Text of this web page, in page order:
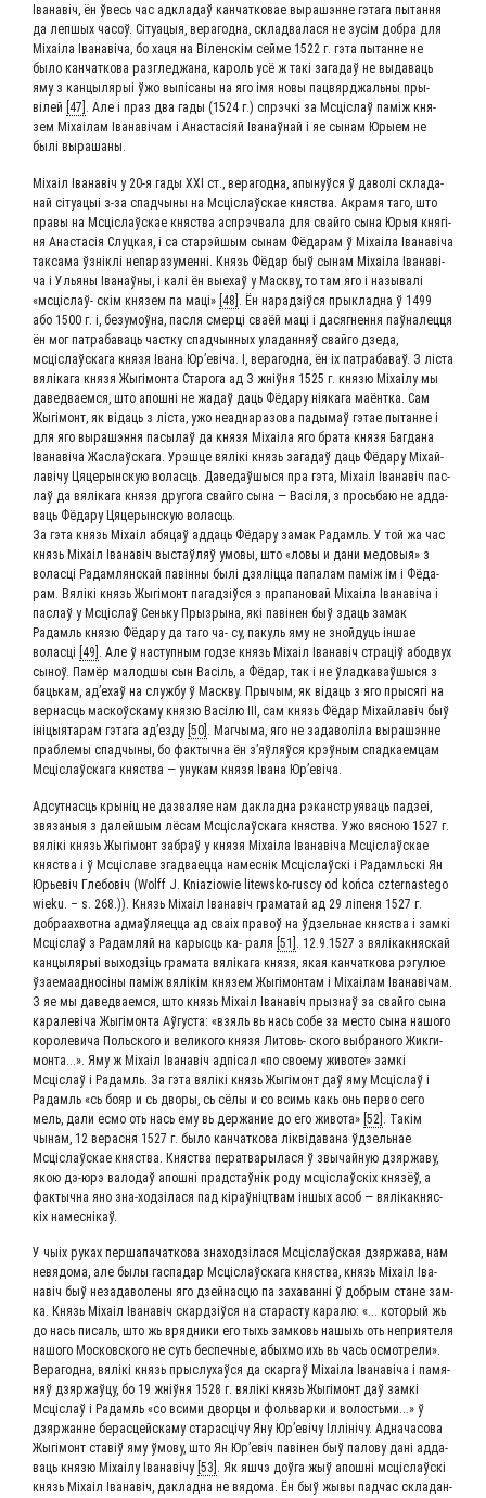
Іва­навіч, ён ўвесь час адкла­даў кан­чат­ко­вае выра­ш­энне гэта­га пытан­ня
да леп­шых часоў. Сіту­а­цыя, вера­год­на, скла­д­ва­ла­ся не зусім добра для
Міхаі­ла Іва­наві­ча, бо хаця на Вілен­скім сей­ме 1522 г. гэта пытанне не
было кан­чат­ко­ва раз­гле­джа­на, кароль усё ж такі зага­даў не выда­ва­ць
яму з кан­цы­лярыі ўжо выпі­са­ны на яго імя новы пац­вяр­джаль­ны пры­
вілей [47] . Але і праз два гады (1524 г.) спр­эч­кі за Мсціслаў паміж кня­
зем Міхаі­лам Іва­наві­чам і Ана­стасіяй Іва­наў­най і яе сынам Юры­ем не
былі вырашаны.
Міхаіл Іва­навіч у 20‑я гады ХХІ ст., вера­год­на, апы­нуў­ся ў даволі скла­да­
най сіту­а­цыі з‑за спад­чы­ны на Мсціслаўс­кае княст­ва. Акра­мя таго, што
пра­вы на Мсціслаўс­кае княст­ва аспр­эч­ва­ла для свай­го сына Юрыя кня­гі­
ня Ана­стасія Слуц­кая, і са стар­эй­шым сынам Фёда­рам ў Міхаі­ла Іва­наві­ча
так­са­ма ўзніклі непа­ра­зу­мен­ні. Князь Фёдар быў сынам Міхаі­ла Іва­наві­
ча і Улья­ны Іва­наў­ны, і калі ён выехаў у Мас­к­ву, то там яго і назы­валі
«мсціслаў- скім кня­зем па маці» [48] . Ён нарад­зіў­ся прыклад­на ў 1499
або 1500 г. і, без­умоў­на, пас­ля смер­ці сва­ёй маці і дасяг­нен­ня паў­на­лец­ця
ён мог патра­ба­ва­ць част­ку спад­чын­ных ула­дан­няў свай­го дзе­да,
мсціслаўска­га кня­зя Іва­на Юр’еві­ча. І, вера­год­на, ён іх патра­ба­ваў. З ліста
вяліка­га кня­зя Жыгі­мон­та Ста­ро­га ад З жніў­ня 1525 г. кня­зю Міхаі­лу мы
давед­ва­ем­ся, што апош­ні не жадаў даць Фёда­ру нія­ка­га маёнт­ка. Сам
Жыгі­монт, як віда­ць з ліста, ужо неад­на­ра­зо­ва пады­маў гэтае пытанне і
для яго выра­ш­эн­ня пасы­лаў да кня­зя Міхаі­ла яго бра­та кня­зя Баг­да­на
Іва­наві­ча Жаслаўска­га. Урэш­це вялікі князь зага­даў даць Фёда­ру Міхай­
лаві­чу Цяце­рын­скую волас­ць. Даве­даў­шы­ся пра гэта, Міхаіл Іва­навіч пас­
лаў да вяліка­га кня­зя дру­го­га свай­го сына — Васі­ля, з прось­баю не адда­
ва­ць Фёда­ру Цяце­рын­скую воласць.
За гэта князь Міхаіл абя­цаў адда­ць Фёда­ру замак Радамль. У той жа час
князь Міхаіл Іва­навіч выстаў­ляў умо­вы, што «ловы и дани медо­выя» з
волас­ці Радам­лян­скай павін­ны былі дзя­ліц­ца папа­лам паміж ім і Фёда­
рам. Вялікі князь Жыгі­монт пагад­зіў­ся з пра­па­но­вай Міхаі­ла Іва­наві­ча і
пас­лаў у Мсціслаў Сень­ку Пры­зры­на, які паві­нен быў зда­ць замак
Радамль кня­зю Фёда­ру да таго ча- су, пакуль яму не зной­ду­ць іншае
волас­ці [49] . Але ў наступ­ным год­зе князь Міхаіл Іва­навіч стра­ціў абодвух
сыноў. Памёр малод­шы сын Васіль, а Фёдар, так і не ўлад­ка­ваў­шы­ся з
баць­кам, ад’е­хаў на служ­бу ў Мас­к­ву. Пры­чым, як віда­ць з яго пры­ся­гі на
вер­на­сць мас­коўс­ка­му кня­зю Васі­лю ІІІ, сам князь Фёдар Міхай­лавіч быў
іні­цы­я­та­рам гэта­га ад’ез­ду [50] . Маг­чы­ма, яго не зада­волі­ла выра­ш­энне
праб­ле­мы спад­чы­ны, бо фак­тыч­на ён з’яў­ляў­ся крэў­ным спад­ка­ем­цам
Мсціслаўска­га княст­ва — уну­кам кня­зя Іва­на Юр’евіча.
Адсут­на­сць кры­ніц не даз­ва­ляе нам даклад­на рэкан­стру­я­ва­ць пад­зеі,
звя­за­ныя з далей­шым лёсам Мсціслаўска­га княст­ва. Ужо вяс­ною 1527 г.
вялікі князь Жыгі­монт забраў у кня­зя Міхаі­ла Іва­наві­ча Мсціслаўс­кае
княст­ва і ў Мсці­сла­ве зга­д­ва­ец­ца намес­нік Мсціслаўскі і Радамль­скі Ян
Юрьевіч Гле­бо­віч (Wolff J. Kniaziowie litewsko-ruscy od końca czternastego
wieku. – s. 268.)). Князь Міхаіл Іва­навіч гра­ма­тай ад 29 ліпе­ня 1527 г.
добра­ахвот­на адмаў­ля­ец­ца ад сваіх пра­воў на ўдзель­нае княст­ва і зам­кі
Мсціслаў з Радам­ляй на кары­с­ць ка- раля [51]
. 12.9.1527 з вялікак­няс­кай
кан­цы­лярыі выход­зі­ць гра­ма­та вяліка­га кня­зя, якая кан­чат­ко­ва рэгу­люе
ўза­е­ма­ад­но­сі­ны паміж вялікім кня­зем Жыгі­мон­там і Міхаі­лам Іва­наві­чам.
З яе мы давед­ва­ем­ся, што князь Міхаіл Іва­навіч прызнаў за свай­го сына
кара­леві­ча Жыгі­мон­та Аўгу­ста: «взяль вь нась собе за место сына нашо­го
коро­ле­ви­ча Поль­ско­го и вели­ко­го кня­зя Литовь- ско­го выбра­но­го Жик­ги­
мон­та...». Яму ж Міхаіл Іва­навіч адпі­сал «по сво­е­му живо­те» зам­кі
Мсціслаў і Радамль. За гэта вялікі князь Жыгі­монт даў яму Мсціслаў і
Радамль «сь бояр и сь дво­ры, сь сёлы и со всимь какь онь пер­во сего
мель, дали есмо оть нась ему вь дер­жа­ние до его живо­та» [52]
. Такім
чынам, 12 верас­ня 1527 г. было кан­чат­ко­ва лікві­да­ва­на ўдзель­нае
Мсціслаўс­кае княст­ва. Княст­ва перат­ва­ры­ла­ся ў звы­чай­ную дзяр­жа­ву,
якою дэ-юрэ вало­даў апош­ні прад­стаўнік роду мсціслаўскіх кня­зёў, а
фак­тыч­на яно зна-ход­зіла­ся пад кіраўніцтвам іншых асоб — вялікак­няс­
кіх намеснікаў.
У чыіх руках пер­ша­па­чат­ко­ва зна­ход­зіла­ся Мсціслаўская дзяр­жа­ва, нам
невя­до­ма, але былы гас­па­дар Мсціслаўска­га княст­ва, князь Міхаіл Іва­
навіч быў неза­да­во­ле­ны яго дзей­на­сцю па заха­ван­ні ў доб­рым стане зам­
ка. Князь Міхаіл Іва­навіч скард­зіў­ся на ста­рас­ту кара­лю: «... кото­рый жь
до нась писаль, што жь вряд­ни­ки его тыхь зам­ковь нашы­хь оть непри­я­те­ля
нашо­го Мос­ков­ско­го не суть бес­печ­ные, абы­х­мо ихь вь чась осмот­ре­ли».
Вера­год­на, вялікі князь пры­слу­хаў­ся да скар­гаў Міхаі­ла Іва­наві­ча і памя­
няў дзяр­жаў­цу, бо 19 жніў­ня 1528 г. вялікі князь Жыгі­монт даў зам­кі
Мсціслаў і Радамль «со вси­ми двор­цы и фоль­вар­ки и воло­стьми...» ў
дзяр­жанне берас­цей­с­ка­му ста­рас­ці­чу Яну Юр’еві­чу Ілліні­чу. Адна­ча­со­ва
Жыгі­монт ставіў яму ўмо­ву, што Ян Юр’евіч паві­нен быў пало­ву дані адда­
ва­ць кня­зю Міхаі­лу Іва­наві­чу [53] . Як яшчэ доў­га жыў апош­ні мсціслаўскі
князь Міхаіл Іва­навіч, даклад­на не вядо­ма. Ён быў жывы пад­час скла­дан­